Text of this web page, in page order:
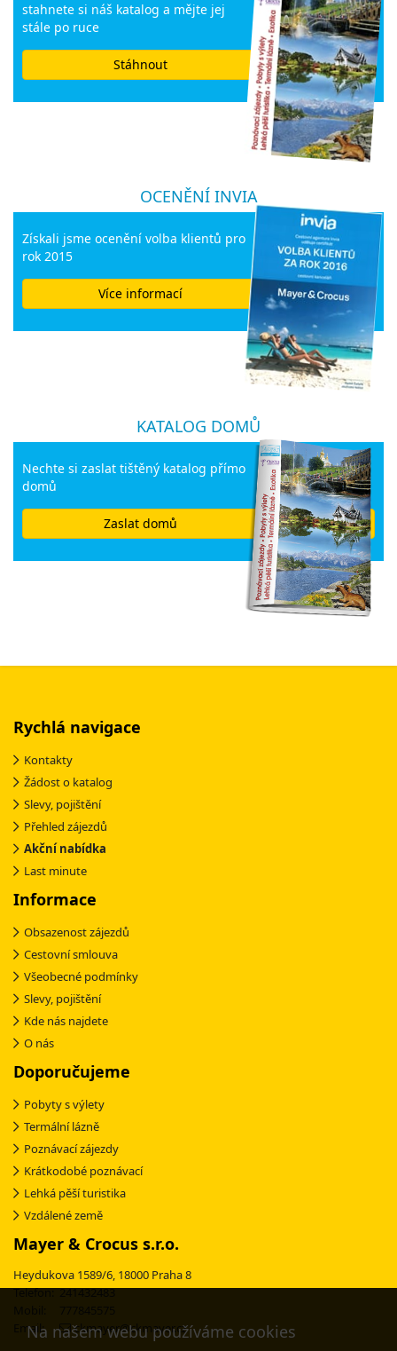
stahnete si náš katalog a mějte jej
stále po ruce
Stáhnout
OCENĚNÍ INVIA
Získali jsme ocenění volba klientů pro
rok 2015
Více informací
KATALOG DOMŮ
Nechte si zaslat tištěný katalog přímo
domů
Zaslat domů
Rychlá navigace
Kontakty
Žádost o katalog
Slevy, pojištění
Přehled zájezdů
Akční nabídka
Last minute
Informace
Obsazenost zájezdů
Cestovní smlouva
Všeobecné podmínky
Slevy, pojištění
Kde nás najdete
O nás
Doporučujeme
Pobyty s výlety
Termální lázně
Poznávací zájezdy
Krátkodobé poznávací
Lehká pěší turistika
Vzdálené země
Mayer & Crocus s.r.o.
Heydukova 1589/6, 18000 Praha 8
Telefon: 241432483
Email:
ckmayer@ckmayer.cz
Na našem webu používáme cookies